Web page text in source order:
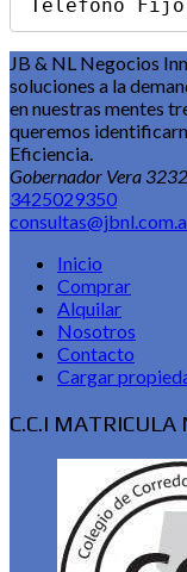
Telefono
JB & NL Negocios
soluciones a la
en nuestras mentes
queremos
Eficiencia.
Gobernador Vera
3425029350
Inicio
Comprar
Alquilar
Nosotros
Contacto
Cargar
C.C.I